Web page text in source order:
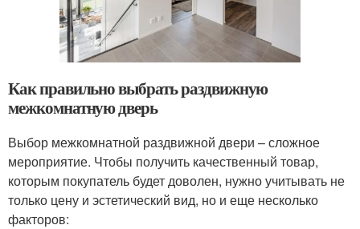
Как правильно выбрать раздвижную
межкомнатную дверь
Выбор межкомнатной раздвижной двери – сложное
мероприятие. Чтобы получить качественный товар,
которым покупатель будет доволен, нужно учитывать не
только цену и эстетический вид, но и еще несколько
факторов: